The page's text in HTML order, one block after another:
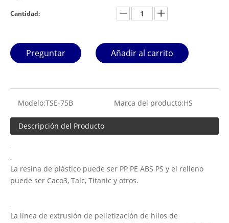
Cantidad:
Preguntar Añadir al carrito
Modelo:TSE-75B Marca del producto:HS
Descripción del Producto
La resina de plástico puede ser PP PE ABS PS y el relleno
puede ser Caco3, Talc, Titanic y otros.
La línea de extrusión de pelletización de hilos de